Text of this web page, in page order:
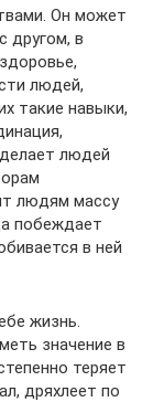
Он может
другом, в
людей,
такие навыки,
людей
людям массу
побеждает
в ней
жизнь.
значение в
теряет
дряхлеет по